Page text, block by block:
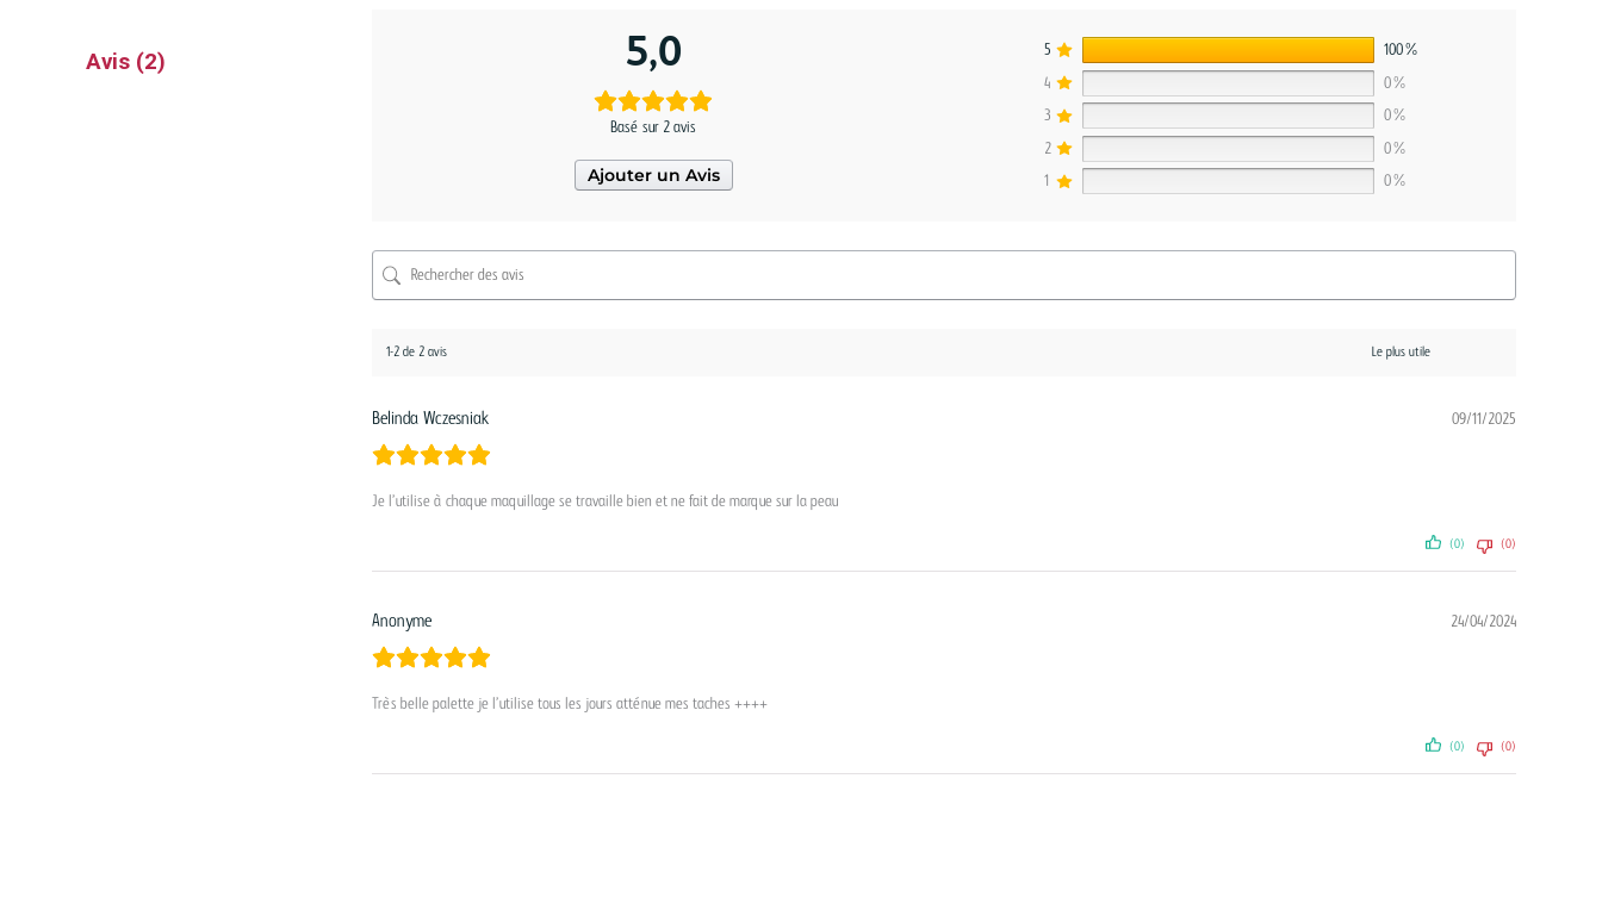
Avis (2) 5,0
Basé sur 2 avis
Ajouter un Avis
5
100%
4
0%
3
0%
2
0%
1
0%
1-2 de 2 avis
Belinda Wczesniak 09/11/2025
Je l’utilise à chaque maquillage se travaille bien et ne fait de marque sur la peau
(0) (0)
Anonyme 24/04/2024
Très belle palette je l’utilise tous les jours atténue mes taches ++++
(0) (0)